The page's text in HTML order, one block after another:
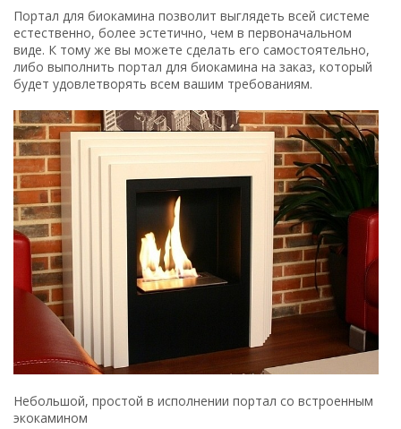
Портал для биокамина позволит выглядеть всей системе
естественно, более эстетично, чем в первоначальном
виде. К тому же вы можете сделать его самостоятельно,
либо выполнить портал для биокамина на заказ, который
будет удовлетворять всем вашим требованиям.
Небольшой, простой в исполнении портал со встроенным
экокамином